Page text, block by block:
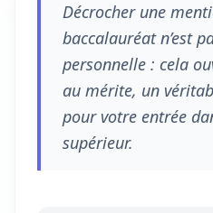
Décrocher une
baccalauréat n’est
personnelle : cela
au mérite, un
pour votre entrée
supérieur.